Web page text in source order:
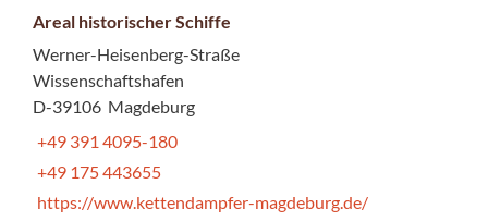
Areal historischer Schiffe
Werner-Heisenberg-Straße
Wissenschaftshafen
D-39106 Magdeburg
+49 391 4095-180
+49 175 443655
https://www.kettendampfer-magdeburg.de/